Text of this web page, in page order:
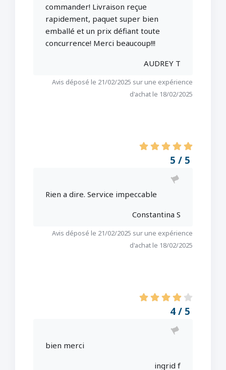
commander! Livraison reçue
rapidement, paquet super bien
emballé et un prix défiant toute
concurrence! Merci beaucoup!!!
AUDREY T
Avis déposé le 21/02/2025 sur une expérience
d'achat le 18/02/2025
5 / 5
Rien a dire. Service impeccable
Constantina S
Avis déposé le 21/02/2025 sur une expérience
d'achat le 18/02/2025
4 / 5
bien merci
ingrid f